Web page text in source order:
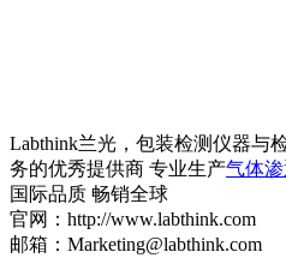
Labthink兰光，包装检测仪器与
务的优秀提供商 专业生产气体
国际品质 畅销全球
官网：http://www.labthink.com
邮箱：Marketing@labthink.com